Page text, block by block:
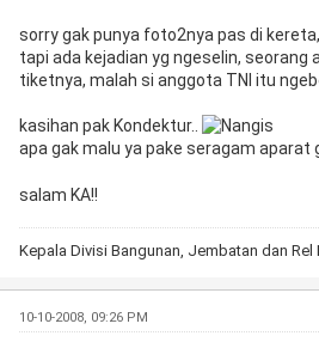
sorry gak punya foto2nya pas di
tapi ada kejadian yg ngeselin,
tiketnya, malah si anggota TNI itu
kasihan pak Kondektur..
apa gak malu ya pake seragam
salam KA!!
Kepala Divisi Bangunan, Jembatan dan Rel
10-10-2008, 09:26 PM